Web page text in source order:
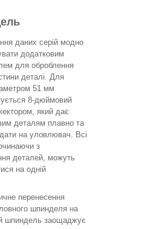
даних серій модно
додатковим
для оброблення
деталі. Для
51 мм
8-дюймовий
який дає
деталям плавно та
на уловлювач. Всі
з
деталей, можуть
на одній
перенесення
шпинделя на
шпиндель заощаджує